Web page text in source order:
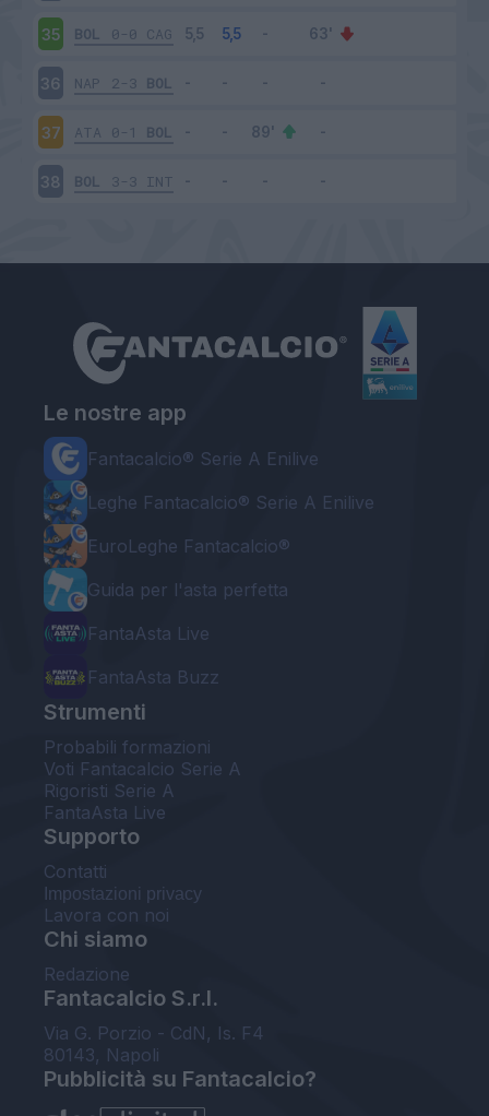
35 BOL 0-0 CAG
36 NAP 2-3 BOL
37 ATA 0-1 BOL
38 BOL 3-3 INT
Le nostre app
Fantacalcio® Serie A Enilive
Leghe Fantacalcio® Serie A Enilive
EuroLeghe Fantacalcio®
Guida per l'asta perfetta
FantaAsta Live
FantaAsta Buzz
Strumenti
Probabili formazioni
Voti Fantacalcio Serie A
Rigoristi Serie A
FantaAsta Live
Supporto
Contatti
Impostazioni privacy
Lavora con noi
Chi siamo
Redazione
Fantacalcio S.r.l.
Via G. Porzio - CdN, Is. F4
80143, Napoli
Pubblicità su Fantacalcio?